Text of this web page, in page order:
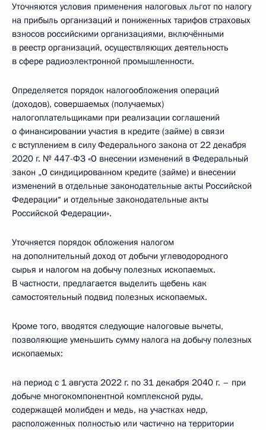
Уточняются условия применения налоговых льгот по налогу
на прибыль организаций и пониженных тарифов страховых
взносов российскими организациями, включёнными
в реестр организаций, осуществляющих деятельность
в сфере радиоэлектронной промышленности.
Определяется порядок налогообложения операций
(доходов), совершаемых (получаемых)
налогоплательщиками при реализации соглашений
о финансировании участия в кредите (займе) в связи
с вступлением в силу Федерального закона от 22 декабря
2020 г. № 447-ФЗ «О внесении изменений в Федеральный
закон „О синдицированном кредите (займе) и внесении
изменений в отдельные законодательные акты Российской
Федерации“ и отдельные законодательные акты
Российской Федерации».
Уточняется порядок обложения налогом
на дополнительный доход от добычи углеводородного
сырья и налогом на добычу полезных ископаемых.
В частности, предлагается выделить щебень как
самостоятельный подвид полезных ископаемых.
Кроме того, вводятся следующие налоговые вычеты,
позволяющие уменьшить сумму налога на добычу полезных
ископаемых:
на период с 1 августа 2022 г. по 31 декабря 2040 г. – при
добыче многокомпонентной комплексной руды,
содержащей молибден и медь, на участках недр,
расположенных полностью или частично на территории